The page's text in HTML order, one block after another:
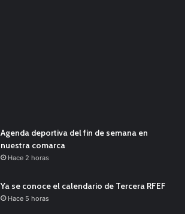
Agenda deportiva del fin de semana en
nuestra comarca
Hace 2 horas
Ya se conoce el calendario de Tercera RFEF
Hace 5 horas